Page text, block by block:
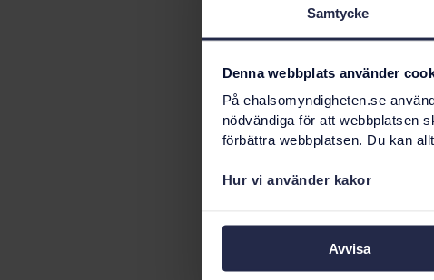
Samtycke
Denna webbplats använder
På ehalsomyndigheten.se
nödvändiga för att webbplatsen
förbättra webbplatsen. Du kan
Hur vi använder kakor
Avvisa
NGS-
30
NGS-
NGS-
12
NGS-